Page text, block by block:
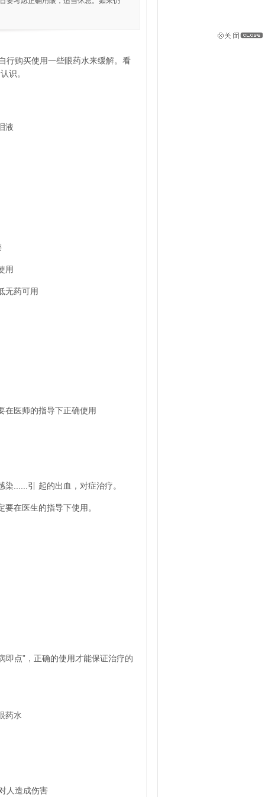
行购买使用一些眼药水来缓解。看
识。
液
用
无药可用
在医师的指导下正确使用
......引 起的出血，对症治疗。
在医生的指导下使用。
即点”，正确的使用才能保证治疗的
药水
人造成伤害